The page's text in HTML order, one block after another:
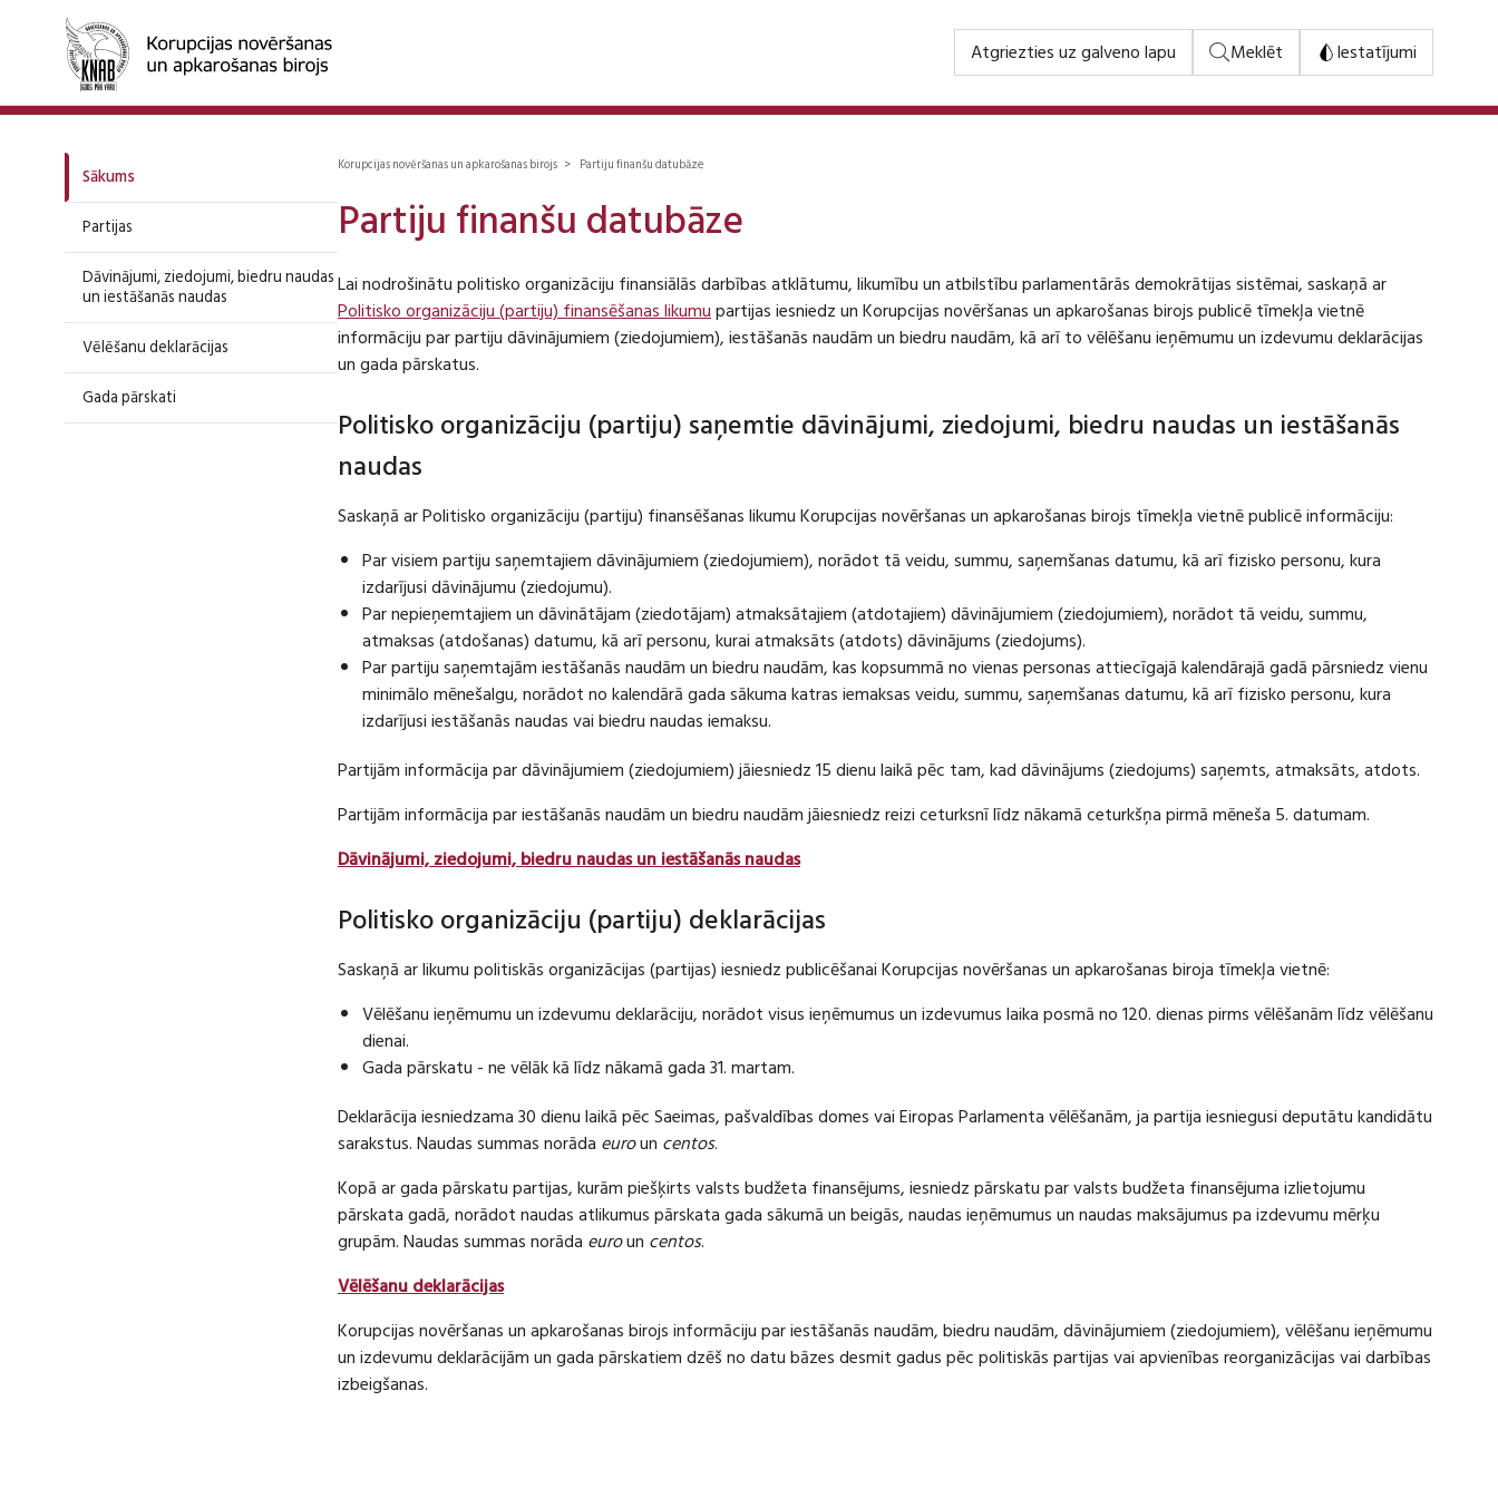
Atgriezties uz galveno lapu Meklēt Iestatījumi
Sākums
Partijas
Dāvinājumi, ziedojumi, biedru naudas
un iestāšanās naudas
Vēlēšanu deklarācijas
Gada pārskati
Korupcijas novēršanas un apkarošanas birojs > Partiju finanšu datubāze
Partiju finanšu datubāze
Lai nodrošinātu politisko organizāciju finansiālās darbības atklātumu, likumību un atbilstību parlamentārās demokrātijas sistēmai, saskaņā ar
Politisko organizāciju (partiju) finansēšanas likumupartijas iesniedz un Korupcijas novēršanas un apkarošanas birojs publicē tīmekļa vietnē
informāciju par partiju dāvinājumiem (ziedojumiem), iestāšanās naudām un biedru naudām, kā arī to vēlēšanu ieņēmumu un izdevumu deklarācijas
un gada pārskatus.
Politisko organizāciju (partiju) saņemtie dāvinājumi, ziedojumi, biedru naudas un iestāšanās
naudas
Saskaņā ar Politisko organizāciju (partiju) finansēšanas likumu Korupcijas novēršanas un apkarošanas birojs tīmekļa vietnē publicē informāciju:
Par visiem partiju saņemtajiem dāvinājumiem (ziedojumiem), norādot tā veidu, summu, saņemšanas datumu, kā arī fizisko personu, kura
izdarījusi dāvinājumu (ziedojumu).
Par nepieņemtajiem un dāvinātājam (ziedotājam) atmaksātajiem (atdotajiem) dāvinājumiem (ziedojumiem), norādot tā veidu, summu,
atmaksas (atdošanas) datumu, kā arī personu, kurai atmaksāts (atdots) dāvinājums (ziedojums).
Par partiju saņemtajām iestāšanās naudām un biedru naudām, kas kopsummā no vienas personas attiecīgajā kalendārajā gadā pārsniedz vienu
minimālo mēnešalgu, norādot no kalendārā gada sākuma katras iemaksas veidu, summu, saņemšanas datumu, kā arī fizisko personu, kura
izdarījusi iestāšanās naudas vai biedru naudas iemaksu.
Partijām informācija par dāvinājumiem (ziedojumiem) jāiesniedz 15 dienu laikā pēc tam, kad dāvinājums (ziedojums) saņemts, atmaksāts, atdots.
Partijām informācija par iestāšanās naudām un biedru naudām jāiesniedz reizi ceturksnī līdz nākamā ceturkšņa pirmā mēneša 5. datumam.
Dāvinājumi, ziedojumi, biedru naudas un iestāšanās naudas
Politisko organizāciju (partiju) deklarācijas
Saskaņā ar likumu politiskās organizācijas (partijas) iesniedz publicēšanai Korupcijas novēršanas un apkarošanas biroja tīmekļa vietnē:
Vēlēšanu ieņēmumu un izdevumu deklarāciju, norādot visus ieņēmumus un izdevumus laika posmā no 120. dienas pirms vēlēšanām līdz vēlēšanu
dienai.
Gada pārskatu - ne vēlāk kā līdz nākamā gada 31. martam.
Deklarācija iesniedzama 30 dienu laikā pēc Saeimas, pašvaldības domes vai Eiropas Parlamenta vēlēšanām, ja partija iesniegusi deputātu kandidātu
sarakstus. Naudas summas norāda euroun centos.
Kopā ar gada pārskatu partijas, kurām piešķirts valsts budžeta finansējums, iesniedz pārskatu par valsts budžeta finansējuma izlietojumu
pārskata gadā, norādot naudas atlikumus pārskata gada sākumā un beigās, naudas ieņēmumus un naudas maksājumus pa izdevumu mērķu
grupām. Naudas summas norāda euroun centos.
Vēlēšanu deklarācijas
Korupcijas novēršanas un apkarošanas birojs informāciju par iestāšanās naudām, biedru naudām, dāvinājumiem (ziedojumiem), vēlēšanu ieņēmumu
un izdevumu deklarācijām un gada pārskatiem dzēš no datu bāzes desmit gadus pēc politiskās partijas vai apvienības reorganizācijas vai darbības
izbeigšanas.